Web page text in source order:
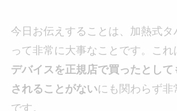
今日お伝えすることは、加熱式タ
って非常に大事なことです。これ
デバイスを正規店で買ったとして
されることがないにも関わらず非
です。